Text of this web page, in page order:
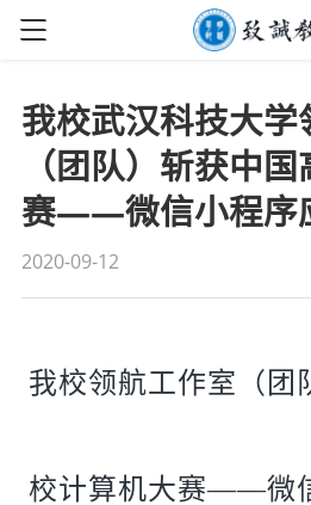
我校武汉科技大学
（团队）斩获中
赛——微信小程序
2020-09-12
我校领航工作室（团
校计算机大赛——微